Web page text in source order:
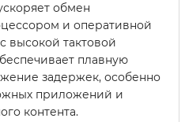
обмен
и оперативной
высокой тактовой
плавную
задержек, особенно
приложений и
контента.